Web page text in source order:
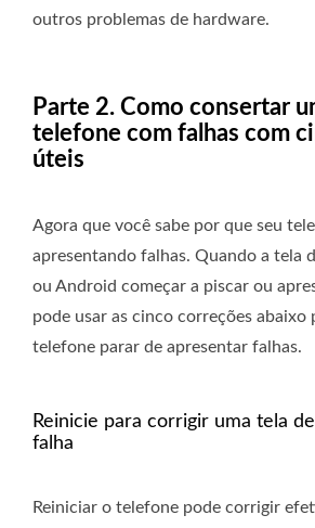
outros problemas de hardware.
Parte 2. Como consertar
telefone com falhas com
úteis
Agora que você sabe por que seu
apresentando falhas. Quando a tela
ou Android começar a piscar ou
pode usar as cinco correções abaixo
telefone parar de apresentar falhas.
Reinicie para corrigir uma tela
falha
Reiniciar o telefone pode corrigir